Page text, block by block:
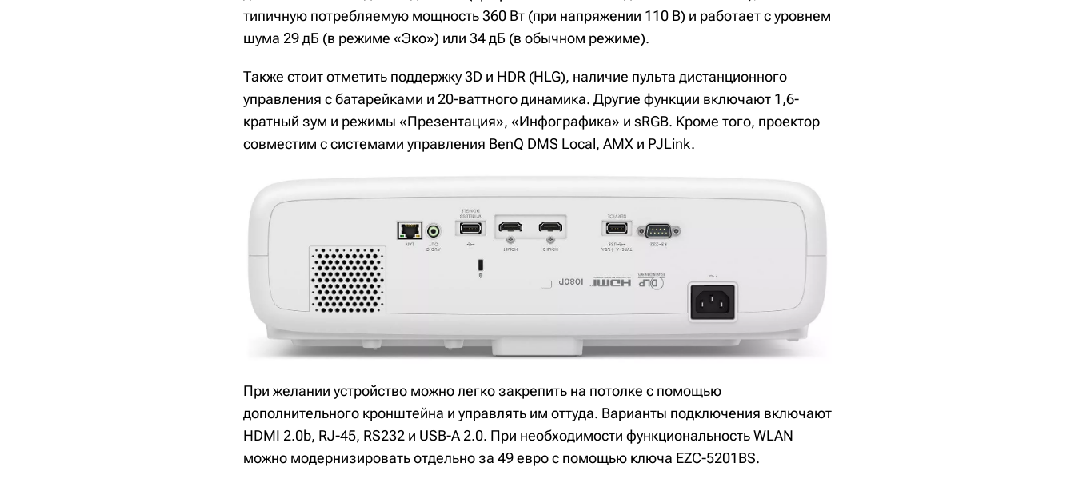
типичную потребляемую мощность 360 Вт (при напряжении 110 В) и работает с уровнем
шума 29 дБ (в режиме «Эко») или 34 дБ (в обычном режиме).
Также стоит отметить поддержку 3D и HDR (HLG), наличие пульта дистанционного
управления с батарейками и 20-ваттного динамика. Другие функции включают 1,6-
кратный зум и режимы «Презентация», «Инфографика» и sRGB. Кроме того, проектор
совместим с системами управления BenQ DMS Local, AMX и PJLink.
При желании устройство можно легко закрепить на потолке с помощью
дополнительного кронштейна и управлять им оттуда. Варианты подключения включают
HDMI 2.0b, RJ-45, RS232 и USB-A 2.0. При необходимости функциональность WLAN
можно модернизировать отдельно за 49 евро с помощью ключа EZC-5201BS.